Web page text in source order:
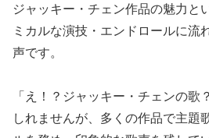
ジャッキー・チェン作品の魅力と
ミカルな演技・エンドロールに流
声です。
「え！？ジャッキー・チェンの歌
しれませんが、多くの作品で主題